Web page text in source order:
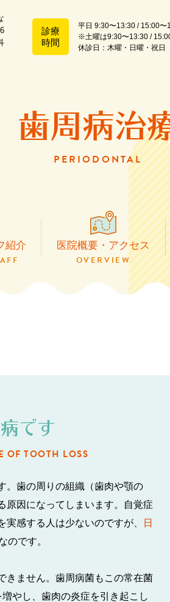
診療
時間
平日 9:30〜13:30 / 15:00〜
※土曜は9:30〜13:30 /
休診日：木曜・日曜・祝日
虫歯治療
小児歯科
歯周病治
PERIODONTAL
紹介 医院概要・アクセス
OVERVIEW
アクティブシニア 小児矯正無料
です
OF TOOTH LOSS
。歯の周りの組織（歯肉や顎の
原因になってしまいます。自覚症
感する人は少ないのですが、
日
のです。
きません。歯周病菌もこの常在菌
やし、歯肉の炎症を引き起こし